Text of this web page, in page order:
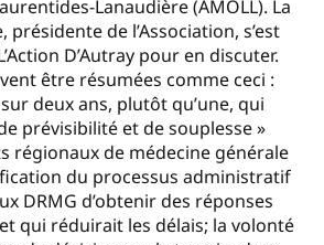
Lanaudière (AMOLL). La
présidente de l’Association, s’est
D’Autray pour en discuter.
être résumées comme ceci :
deux ans, plutôt qu’une, qui
prévisibilité et de souplesse »
régionaux de médecine générale
du processus administratif
DRMG d’obtenir des réponses
qui réduirait les délais; la volonté